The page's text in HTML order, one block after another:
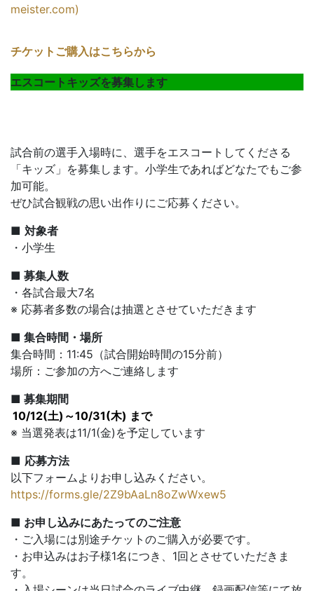
meister.com)
チケットご購入はこちらから
エスコートキッズを募集します
試合前の選手入場時に、選手をエスコートしてくださる
「キッズ」を募集します。小学生であればどなたでもご参
加可能。
ぜひ試合観戦の思い出作りにご応募ください。
■ 対象者
・小学生
■ 募集人数
・各試合最大7名
※ 応募者多数の場合は抽選とさせていただきます
■ 集合時間・場所
集合時間：11:45（試合開始時間の15分前）
場所：ご参加の方へご連絡します
■ 募集期間
10/12(土)～10/31(木) まで
※ 当選発表は11/1(金)を予定しています
■ 応募方法
以下フォームよりお申し込みください。
https://forms.gle/2Z9bAaLn8oZwWxew5
■ お申し込みにあたってのご注意
・ご入場には別途チケットのご購入が必要です。
・お申込みはお子様1名につき、1回とさせていただきま
す。